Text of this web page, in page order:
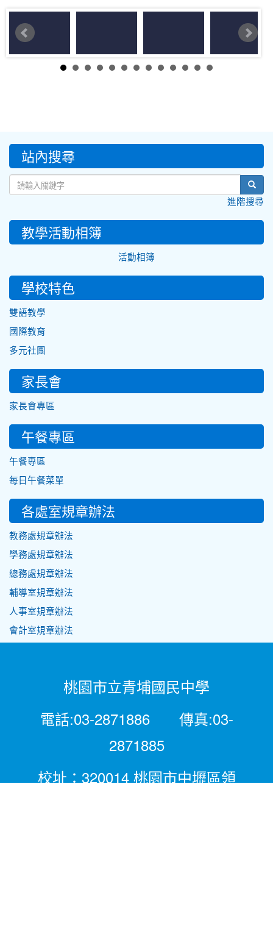
::: 站內搜尋
進階搜尋
教學活動相簿
活動相簿
學校特色
雙語教學
國際教育
多元社團
家長會
家長會專區
午餐專區
午餐專區
每日午餐菜單
各處室規章辦法
教務處規章辦法
學務處規章辦法
總務處規章辦法
輔導室規章辦法
人事室規章辦法
會計室規章辦法
桃園市立青埔國民中學
電話:03-2871886 傳真:03-
2871885
校址：320014 桃園市中壢區領